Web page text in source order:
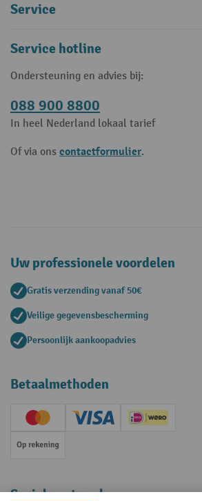
Service
Service hotline
Ondersteuning en advies bij:
088 900 8800
In heel Nederland lokaal tarief
Of via ons contactformulier.
Uw professionele voordelen
Gratis verzending vanaf 50€
Veilige gegevensbescherming
Persoonlijk aankoopadvies
Betaalmethoden
Creditcard (Master)Creditcard (Visa)iDEAL | Wero
Op rekening
Sociale netwerken